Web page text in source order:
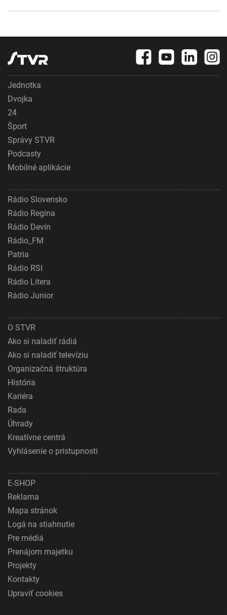
Jednotka
Dvojka
24
Šport
Správy STVR
Podcasty
Mobilné aplikácie
Rádio Slovensko
Rádio Regina
Rádio Devín
Rádio_FM
Patria
Rádio RSI
Rádio Litera
Rádio Junior
O STVR
Ako si naladiť rádiá
Ako si naladiť televíziu
Organizačná štruktúra
História
Kariéra
Rada
Úhrady
Kreatívne centrá
Vyhlásenie o prístupnosti
E-SHOP
Reklama
Mapa stránok
Logá na stiahnutie
Pre médiá
Prenájom majetku
Projekty
Kontakty
Upraviť cookies